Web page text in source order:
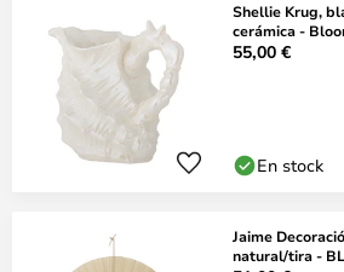
Shellie Krug,
cerámica -
55,00 €
En stock
Jaime
natural/tira -